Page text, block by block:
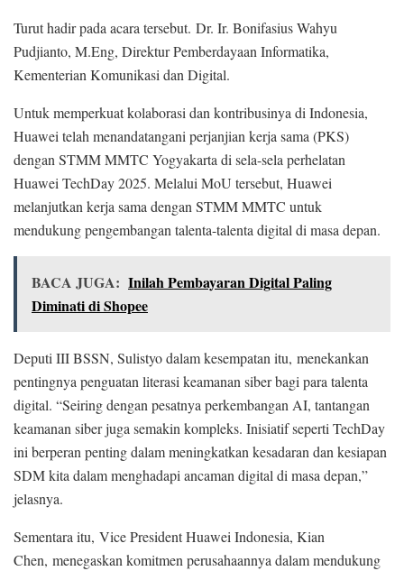
Turut hadir pada acara tersebut. Dr. Ir. Bonifasius Wahyu
Pudjianto, M.Eng, Direktur Pemberdayaan Informatika,
Kementerian Komunikasi dan Digital.
Untuk memperkuat kolaborasi dan kontribusinya di Indonesia,
Huawei telah menandatangani perjanjian kerja sama (PKS)
dengan STMM MMTC Yogyakarta di sela-sela perhelatan
Huawei TechDay 2025. Melalui MoU tersebut, Huawei
melanjutkan kerja sama dengan STMM MMTC untuk
mendukung pengembangan talenta-talenta digital di masa depan.
BACA JUGA: Inilah Pembayaran Digital Paling
Diminati di Shopee
Deputi III BSSN, Sulistyo dalam kesempatan itu, menekankan
pentingnya penguatan literasi keamanan siber bagi para talenta
digital. “Seiring dengan pesatnya perkembangan AI, tantangan
keamanan siber juga semakin kompleks. Inisiatif seperti TechDay
ini berperan penting dalam meningkatkan kesadaran dan kesiapan
SDM kita dalam menghadapi ancaman digital di masa depan,”
jelasnya.
Sementara itu, Vice President Huawei Indonesia, Kian
Chen, menegaskan komitmen perusahaannya dalam mendukung